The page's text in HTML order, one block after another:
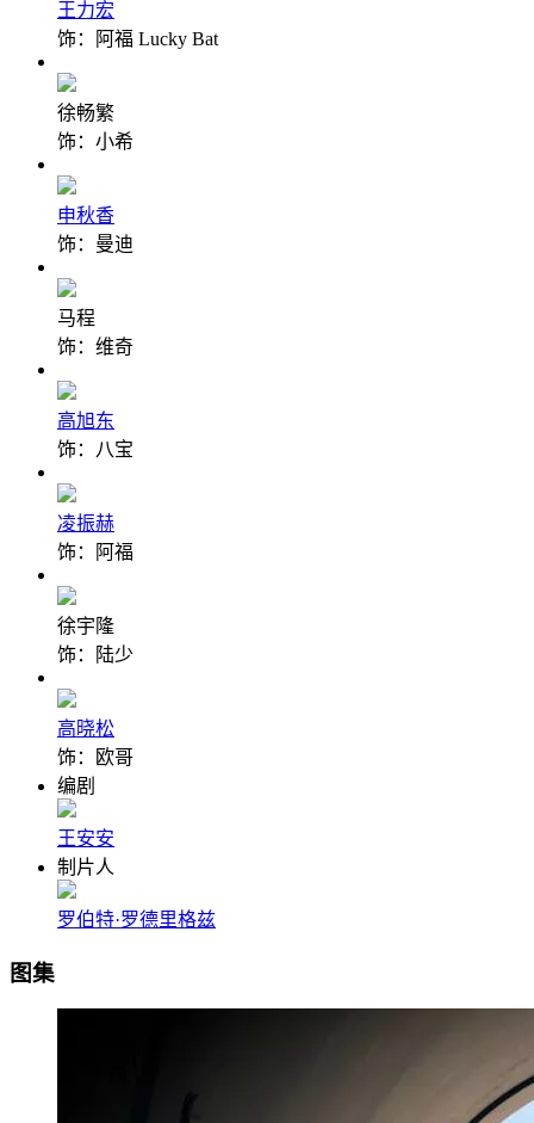
王力宏
饰：阿福 Lucky Bat
徐畅繁
饰：小希
申秋香
饰：曼迪
马程
饰：维奇
高旭东
饰：八宝
凌振赫
饰：阿福
徐宇隆
饰：陆少
高晓松
饰：欧哥
编剧
王安安
制片人
罗伯特·罗德里格兹
图集